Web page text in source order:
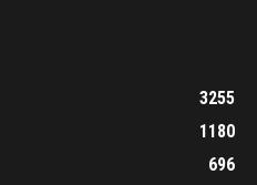
3255
1180
696